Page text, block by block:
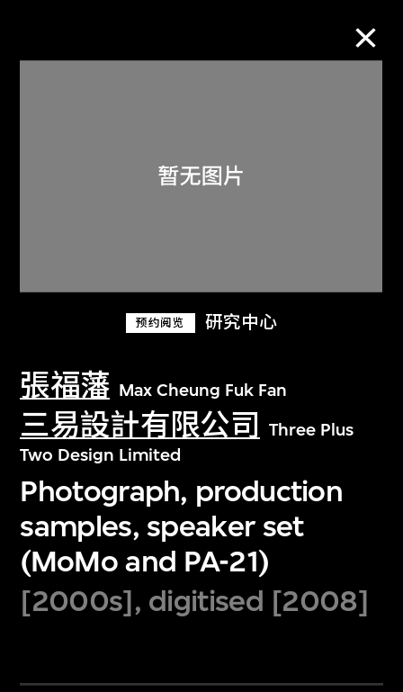
预约阅览 研究中心
張福藩 Max Cheung Fuk Fan
三易設計有限公司
Three Plus
Two Design Limited
Photograph, production
samples, speaker set
(MoMo and PA-21)
[2000s], digitised [2008]
关于M+藏品
探索世界顶级的二十及二十一世纪视觉
文化藏品。